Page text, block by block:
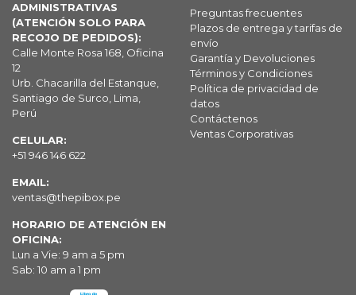
ADMINISTRATIVAS
(ATENCIÓN SOLO PARA
RECOJO DE PEDIDOS):
Calle Monte Rosa 168, Oficina
12
Urb. Chacarilla del Estanque,
Santiago de Surco, Lima,
Perú
CELULAR:
+51 946 146 622
EMAIL:
ventas@thepibox.pe
HORARIO DE ATENCIÓN EN
OFICINA:
Lun a Vie: 9 am a 5 pm
Sab: 10 am a 1 pm
Preguntas frecuentes
Plazos de entrega y tarifas de
envío
Garantía y Devoluciones
Términos y Condiciones
Política de privacidad de
datos
Contáctenos
Ventas Corporativas